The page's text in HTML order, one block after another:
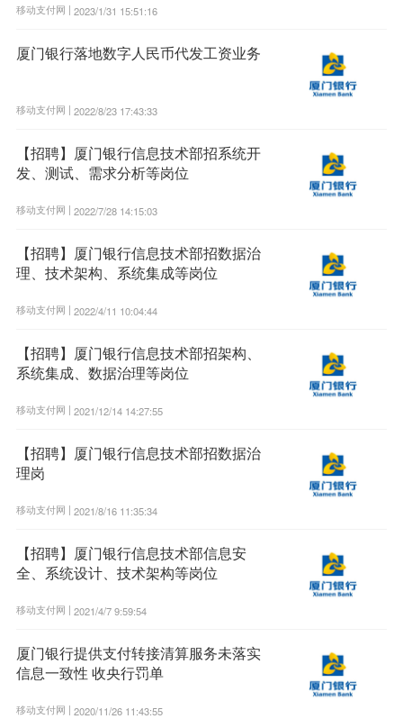
移动支付网 | 2023/1/31 15:51:16
厦门银行落地数字人民币代发工资业务
移动支付网 | 2022/8/23 17:43:33
【招聘】厦门银行信息技术部招系统开
发、测试、需求分析等岗位
移动支付网 | 2022/7/28 14:15:03
【招聘】厦门银行信息技术部招数据治
理、技术架构、系统集成等岗位
移动支付网 | 2022/4/11 10:04:44
【招聘】厦门银行信息技术部招架构、
系统集成、数据治理等岗位
移动支付网 | 2021/12/14 14:27:55
【招聘】厦门银行信息技术部招数据治
理岗
移动支付网 | 2021/8/16 11:35:34
【招聘】厦门银行信息技术部信息安
全、系统设计、技术架构等岗位
移动支付网 | 2021/4/7 9:59:54
厦门银行提供支付转接清算服务未落实
信息一致性 收央行罚单
移动支付网 | 2020/11/26 11:43:55